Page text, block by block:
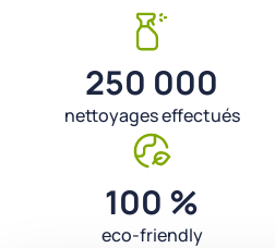
250 000
nettoyages effectués
100 %
eco-friendly